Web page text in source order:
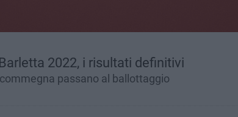
2022, i risultati definitivi
passano al ballottaggio